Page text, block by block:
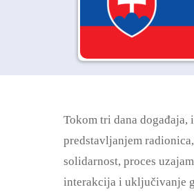
Tokom tri dana
predstavljanjem
solidarnost, proces
interakcija i uključivanje